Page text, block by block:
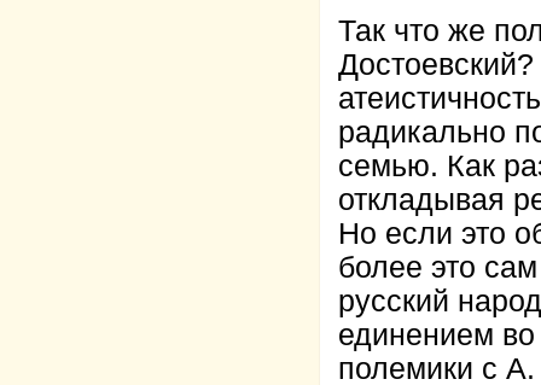
Так что же
радикально
семью. Как
откладывая
Но если это
более это
русский
единением
полемики с